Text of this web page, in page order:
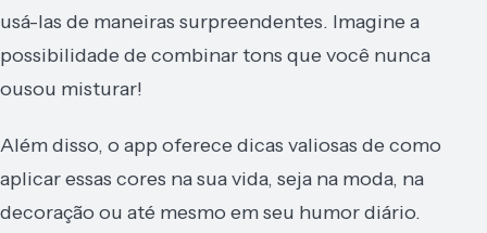
usá-las de maneiras surpreendentes. Imagine a
possibilidade de combinar tons que você nunca
ousou misturar!
Além disso, o app oferece dicas valiosas de como
aplicar essas cores na sua vida, seja na moda, na
decoração ou até mesmo em seu humor diário.